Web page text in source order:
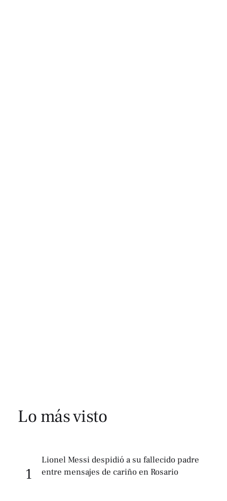
Lo más visto
1
Lionel Messi despidió a su fallecido padre
entre mensajes de cariño en Rosario